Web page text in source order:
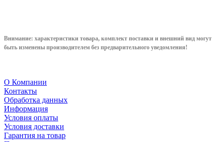
Внимание: характеристики товара, комплект поставки и внешний вид могут
быть изменены производителем без предварительного уведомления!
О Компании
Контакты
Обработка данных
Информация
Условия оплаты
Условия доставки
Гарантия на товар